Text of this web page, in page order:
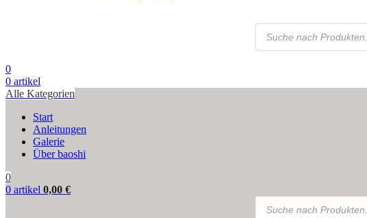
Products
search
0
0 artikel
Alle Kategorien
Start
Anleitungen
Galerie
Über baoshi
0
0 artikel 0,00 €
Products
search